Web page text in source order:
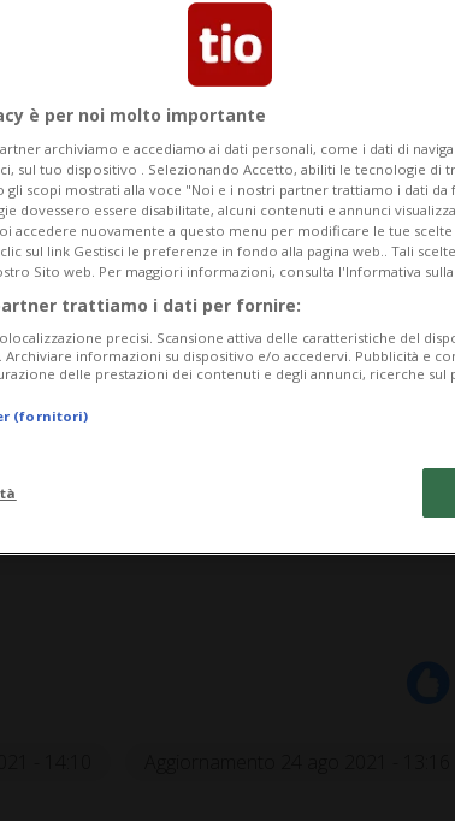
è per noi molto importante
archiviamo e accediamo ai dati personali, come i dati di
sul tuo dispositivo . Selezionando Accetto, abiliti le tecnologie di
gli scopi mostrati alla voce "Noi e i nostri partner trattiamo i dati da
dovessero essere disabilitate, alcuni contenuti e annunci
accedere nuovamente a questo menu per modificare le tue
sul link Gestisci le preferenze in fondo alla pagina web.. Tali
Sito web. Per maggiori informazioni, consulta l'Informativa sulla
trattiamo i dati per fornire:
precisi. Scansione attiva delle caratteristiche del
Archiviare informazioni su dispositivo e/o accedervi. Pubblicità e
delle prestazioni dei contenuti e degli annunci, ricerche sul
(fornitori)